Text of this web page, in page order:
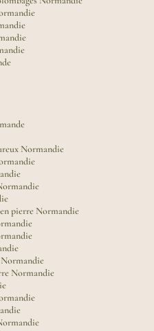
Normandie
pierre Normandie
Normandie